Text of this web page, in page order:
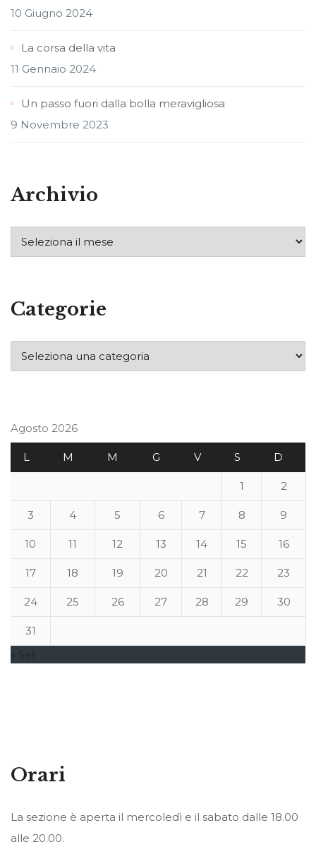
10 Giugno 2024
La corsa della vita
11 Gennaio 2024
Un passo fuori dalla bolla meravigliosa
9 Novembre 2023
Archivio
Categorie
Agosto 2026
L M M G V S D
1 2
3 4 5 6 7 8 9
10 11 12 13 14 15 16
17 18 19 20 21 22 23
24 25 26 27 28 29 30
31
« Set
Orari
La sezione è aperta il mercoledì e il sabato dalle 18.00
alle 20.00.